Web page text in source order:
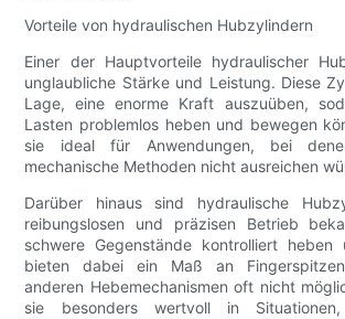
Vorteile von hydraulischen Hubzylindern
Einer der Hauptvorteile hydraulischer
unglaubliche Stärke und Leistung. Diese
Lage, eine enorme Kraft auszuüben,
Lasten problemlos heben und bewegen
sie ideal für Anwendungen, bei
mechanische Methoden nicht ausreichen
Darüber hinaus sind hydraulische
reibungslosen und präzisen Betrieb
schwere Gegenstände kontrolliert
bieten dabei ein Maß an
anderen Hebemechanismen oft nicht
sie besonders wertvoll in